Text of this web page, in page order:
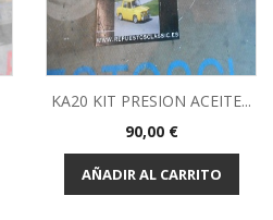
KA20 KIT PRESION ACEITE...
Precio
90,00 €
AÑADIR AL CARRITO